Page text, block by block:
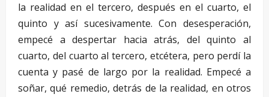
la realidad en el tercero, después en el cuarto, el
quinto y así sucesivamente. Con desesperación,
empecé a despertar hacia atrás, del quinto al
cuarto, del cuarto al tercero, etcétera, pero perdí la
cuenta y pasé de largo por la realidad. Empecé a
soñar, qué remedio, detrás de la realidad, en otros